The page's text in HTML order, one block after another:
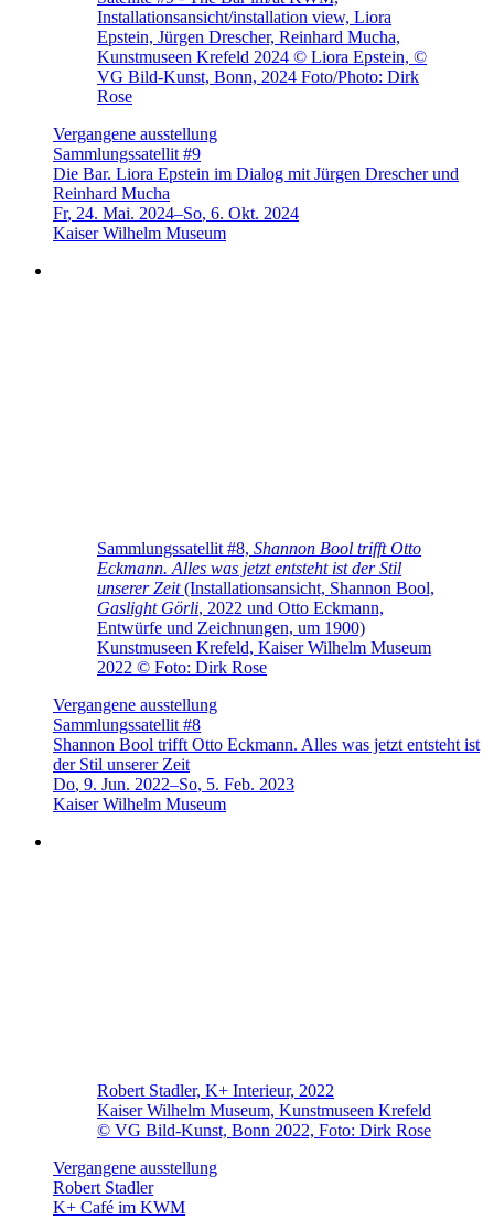
Installationsansicht/installation view, Liora
Epstein, Jürgen Drescher, Reinhard Mucha,
Kunstmuseen Krefeld 2024 © Liora Epstein, ©
VG Bild-Kunst, Bonn, 2024 Foto/Photo: Dirk
Rose
Vergangene ausstellung
Sammlungssatellit #9
Die Bar. Liora Epstein im Dialog mit Jürgen Drescher und
Reinhard Mucha
Fr, 24. Mai. 2024–So, 6. Okt. 2024
Kaiser Wilhelm Museum
Sammlungssatellit #8, Shannon Bool trifft Otto
Eckmann. Alles was jetzt entsteht ist der Stil
unserer Zeit(Installationsansicht, Shannon Bool,
Gaslight Görli, 2022 und Otto Eckmann,
Entwürfe und Zeichnungen, um 1900)
Kunstmuseen Krefeld, Kaiser Wilhelm Museum
2022 © Foto: Dirk Rose
Vergangene ausstellung
Sammlungssatellit #8
Shannon Bool trifft Otto Eckmann. Alles was jetzt entsteht ist
der Stil unserer Zeit
Do, 9. Jun. 2022–So, 5. Feb. 2023
Kaiser Wilhelm Museum
Robert Stadler, K+ Interieur, 2022
Kaiser Wilhelm Museum, Kunstmuseen Krefeld
© VG Bild-Kunst, Bonn 2022, Foto: Dirk Rose
Vergangene ausstellung
Robert Stadler
K+ Café im KWM